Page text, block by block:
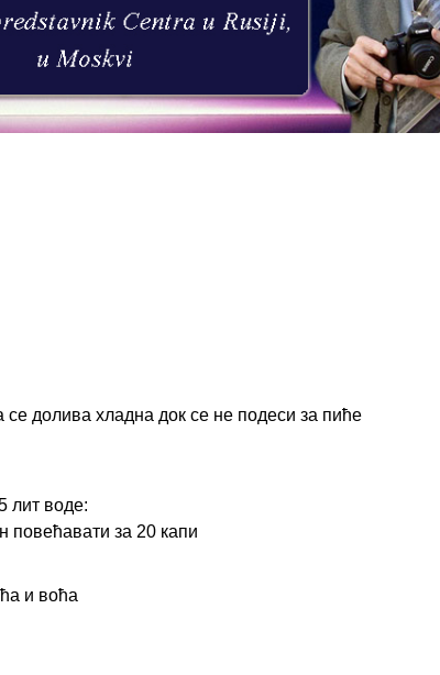
Р А К
долива хладна док се не подеси за пиће
лит воде:
повећавати за 20 капи
и воћа